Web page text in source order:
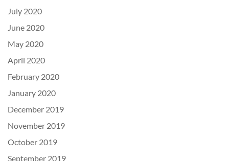
July 2020
June 2020
May 2020
April 2020
February 2020
January 2020
December 2019
November 2019
October 2019
September 2019